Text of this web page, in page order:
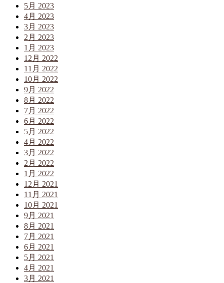
5月 2023
4月 2023
3月 2023
2月 2023
1月 2023
12月 2022
11月 2022
10月 2022
9月 2022
8月 2022
7月 2022
6月 2022
5月 2022
4月 2022
3月 2022
2月 2022
1月 2022
12月 2021
11月 2021
10月 2021
9月 2021
8月 2021
7月 2021
6月 2021
5月 2021
4月 2021
3月 2021